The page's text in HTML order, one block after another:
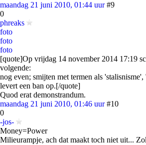
maandag 21 juni 2010, 01:44 uur #9
0
phreaks
foto
foto
foto
[quote]Op vrijdag 14 november 2014 17:19
volgende:
nog even; smijten met termen als
levert een ban op.[/quote]
Quod erat demonstrandum.
maandag 21 juni 2010, 01:46 uur #10
0
-jos-
Money=Power
Milieurampje, ach dat maakt toch niet uit...